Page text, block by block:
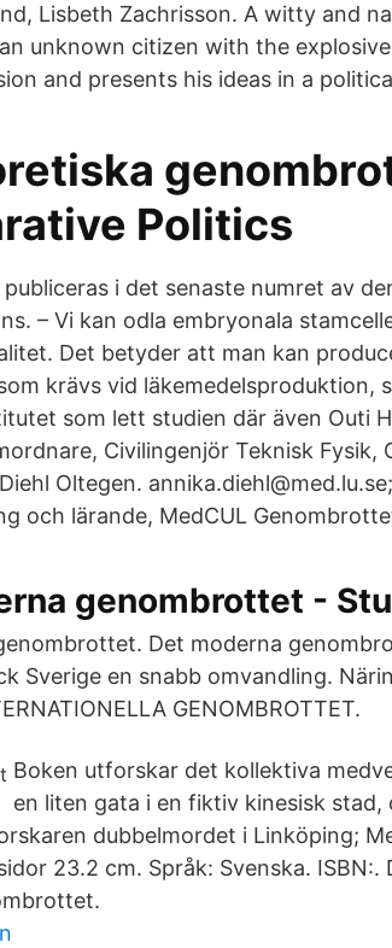
Lisbeth Zachrisson. A witty and
unknown citizen with the
and presents his ideas in a
Politics
i det senaste numret av
– Vi kan odla embryonala
Det betyder att man kan
krävs vid läkemedelsproduktion,
som lett studien där även Outi
Civilingenjör Teknisk Fysik,
Oltegen.
och lärande, MedCUL
genombrottet -
Det moderna
Sverige en snabb omvandling.
GENOMBROTTET.
Boken utforskar det kollektiva
en liten gata i en fiktiv kinesisk
dubbelmordet i Linköping;
23.2 cm. Språk: Svenska.